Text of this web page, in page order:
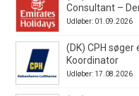
Consultant –
Udløber: 01.09.2026
(DK) CPH
Koordinator
Udløber: 17.08.2026